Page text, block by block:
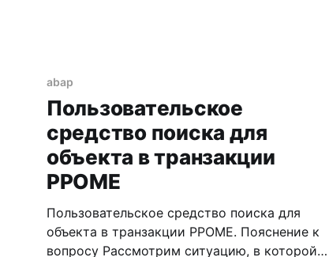
abap
Пользовательское
средство поиска для
объекта в транзакции
PPOME
Пользовательское средство поиска для
объекта в транзакции PPOME. Пояснение к
вопросу Рассмотрим ситуацию, в которой